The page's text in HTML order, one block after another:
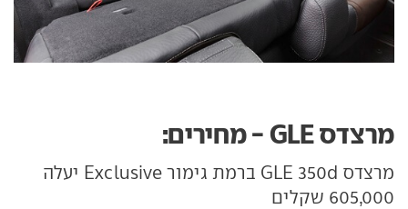
מרצדס GLE - מחירים:
מרצדס GLE 350d ברמת גימור Exclusive יעלה
605,000 שקלים